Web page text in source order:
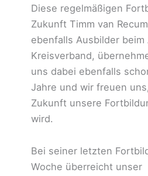
Diese regelmäßigen
Zukunft Timm van
ebenfalls Ausbilder beim
Kreisverband,
uns dabei ebenfalls
Jahre und wir freuen
Zukunft unsere
wird.
Bei seiner letzten
Woche überreicht unser